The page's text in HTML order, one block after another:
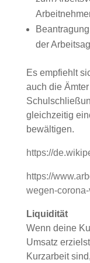
der
Es empfiehlt
auch die
gleichzeitig
bewältigen.
https://
https://
wegen-
Liquidität
Wenn deine
Umsatz
Kurzarbeit